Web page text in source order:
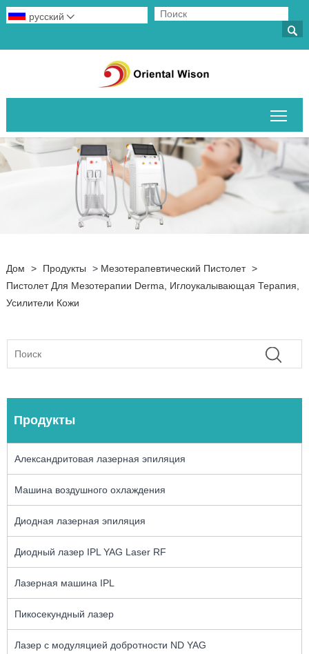

русский 
Дом > Продукты > Мезотерапевтический Пистолет >
Пистолет Для Мезотерапии Derma, Иглоукалывающая Терапия,
Усилители Кожи
Продукты
Александритовая лазерная эпиляция
Машина воздушного охлаждения
Диодная лазерная эпиляция
Диодный лазер IPL YAG Laser RF
Лазерная машина IPL
Пикосекундный лазер
Лазер с модуляцией добротности ND YAG